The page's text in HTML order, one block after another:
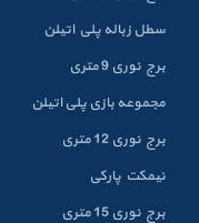
سطل زباله پلي اتيلن
برج نوری 9 متری
مجموعه بازی پلی اتیلن
برج نوری 12 متری
نیمکت پارکی
برج نوری 15 متری